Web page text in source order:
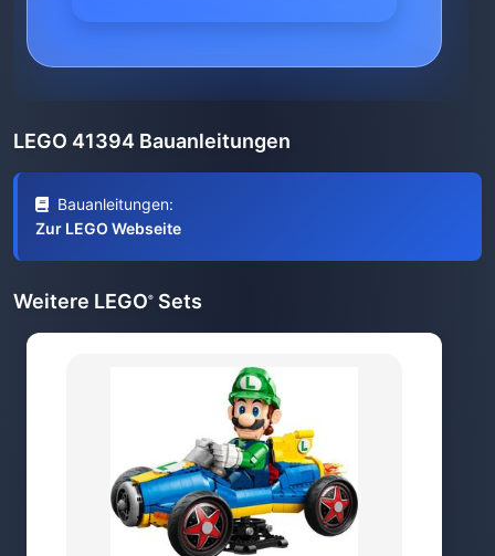
LEGO 41394 Bauanleitungen
Bauanleitungen:
Zur LEGO Webseite
Weitere LEGO® Sets